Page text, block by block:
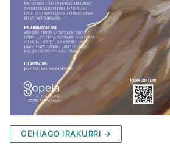
GEHIAGO IRAKURRI →